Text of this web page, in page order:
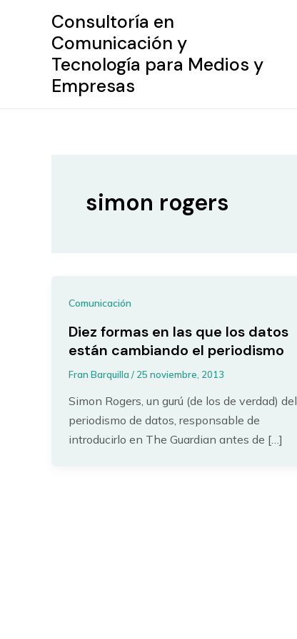
Consultoría en
Comunicación y
Tecnología para Medios y
Empresas
simon rogers
Comunicación
Diez formas en las que los datos
están cambiando el periodismo
Fran Barquilla/ 25 noviembre, 2013
Simon Rogers, un gurú (de los de verdad) del
periodismo de datos, responsable de
introducirlo en The Guardian antes de […]